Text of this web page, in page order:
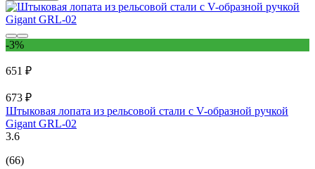
-3%
651 ₽
673 ₽
Штыковая лопата из рельсовой стали с V-образной ручкой
Gigant GRL-02
3.6
(66)